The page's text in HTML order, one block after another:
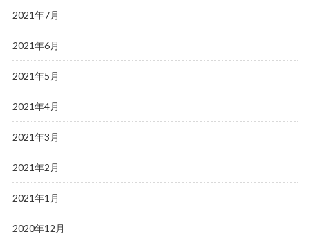
2021年7月
2021年6月
2021年5月
2021年4月
2021年3月
2021年2月
2021年1月
2020年12月